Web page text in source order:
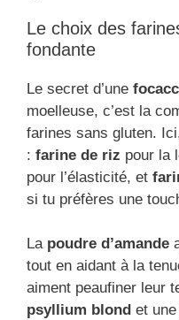
Le choix des
fondante
Le secret d’une
moelleuse, c’est la
farines sans gluten.
: farine de riz pour la
pour l’élasticité, et
si tu préfères une
La poudre d’amande
tout en aidant à la
aiment peaufiner leur
psyllium blond et